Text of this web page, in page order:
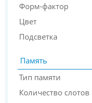
Форм-фактор
Цвет
Подсветка
Память
Тип памяти
Количество слотов